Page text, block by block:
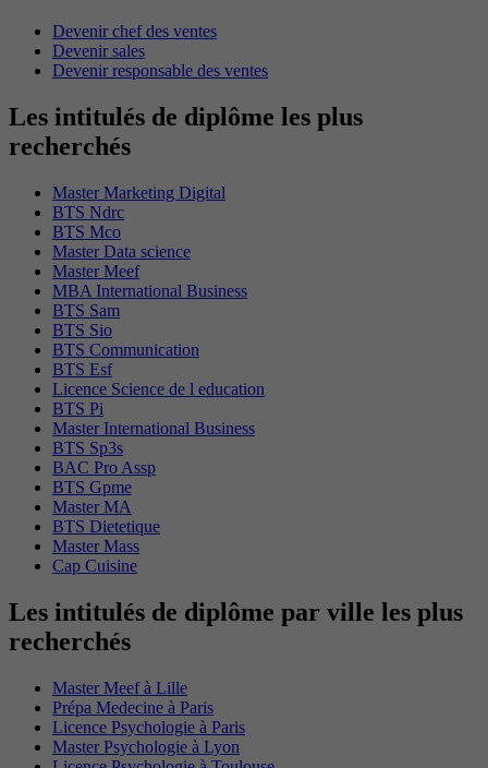
Devenir chef des ventes
Devenir sales
Devenir responsable des ventes
Les intitulés de diplôme les plus
recherchés
Master Marketing Digital
BTS Ndrc
BTS Mco
Master Data science
Master Meef
MBA International Business
BTS Sam
BTS Sio
BTS Communication
BTS Esf
Licence Science de l education
BTS Pi
Master International Business
BTS Sp3s
BAC Pro Assp
BTS Gpme
Master MA
BTS Dietetique
Master Mass
Cap Cuisine
Les intitulés de diplôme par ville les plus
recherchés
Master Meef à Lille
Prépa Medecine à Paris
Licence Psychologie à Paris
Master Psychologie à Lyon